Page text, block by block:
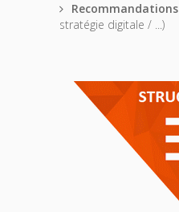
Recommandations
stratégie digitale / ...)